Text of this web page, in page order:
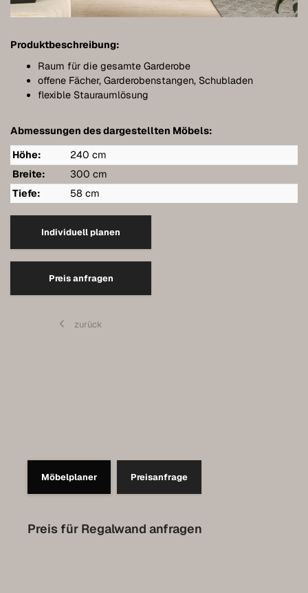
Produktbeschreibung:
Raum für die gesamte Garderobe
offene Fächer, Garderobenstangen, Schubladen
flexible Stauraumlösung
Abmessungen des dargestellten Möbels:
Höhe:
240 cm
Breite:
300 cm
Tiefe:
58 cm
Individuell planen
Preis anfragen
zurück
Möbelplaner Preisanfrage
Preis für Regalwand anfragen
Meubles de salle de bains
Étagères murales suspendues
Dressings
Étagères
Buffets
Armoires murales
Qualité de nos meubles
Entretien